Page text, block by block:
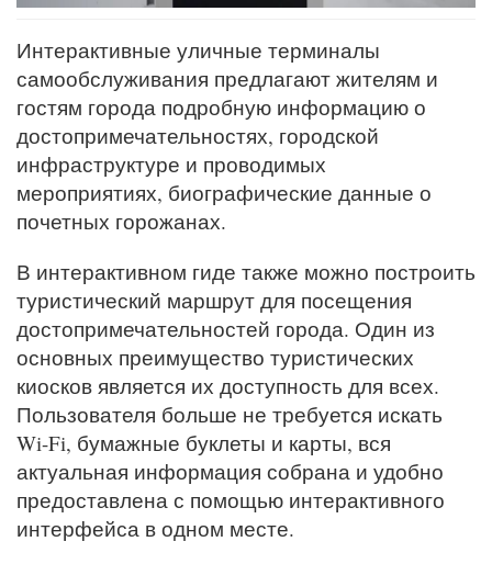
Интерактивные уличные терминалы
самообслуживания предлагают жителям и
гостям города подробную информацию о
достопримечательностях, городской
инфраструктуре и проводимых
мероприятиях, биографические данные о
почетных горожанах.
В интерактивном гиде также можно построить
туристический маршрут для посещения
достопримечательностей города. Один из
основных преимущество туристических
киосков является их доступность для всех.
Пользователя больше не требуется искать
Wi-Fi, бумажные буклеты и карты, вся
актуальная информация собрана и удобно
предоставлена с помощью интерактивного
интерфейса в одном месте.